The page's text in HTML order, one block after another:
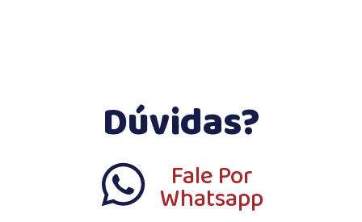
Dúvidas?
Fale Por
Whatsapp